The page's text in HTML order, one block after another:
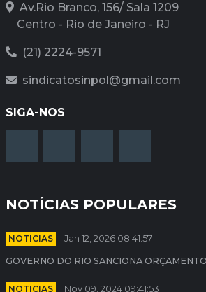
Av.Rio Branco, 156/ Sala 1209
Centro - Rio de Janeiro - RJ
(21) 2224-9571
sindicatosinpol@gmail.com
SIGA-NOS
NOTÍCIAS POPULARES
NOTICIAS Jan 12, 2026 08:41:57
GOVERNO DO RIO SANCIONA
NOTICIAS Nov 09, 2024 09:41:53